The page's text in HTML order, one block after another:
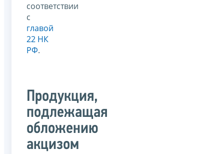
соответствии
с
главой
22 НК
РФ.
Продукция,
подлежащая
обложению
акцизом